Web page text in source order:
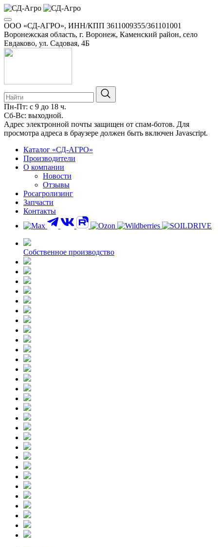
ООО «СД-АГРО», ИНН/КПП 3611009355/361101001
Воронежская область, г. Воронеж, Каменский район, село
Евдаково, ул. Садовая, 4Б
Пн-Пт: с 9 до 18 ч.
Сб-Вс: выходной.
Адрес электронной почты защищен от спам-ботов. Для
просмотра адреса в браузере должен быть включен Javascript.
Каталог «СД-АГРО»
Производители
О компании
Новости
Отзывы
Росагролизинг
Запчасти
Контакты
Собственное производство